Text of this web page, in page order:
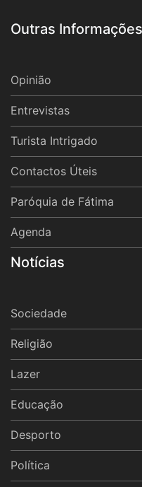
Outras Informações
Opinião
Entrevistas
Turista Intrigado
Contactos Úteis
Paróquia de Fátima
Agenda
Notícias
Sociedade
Religião
Lazer
Educação
Desporto
Política